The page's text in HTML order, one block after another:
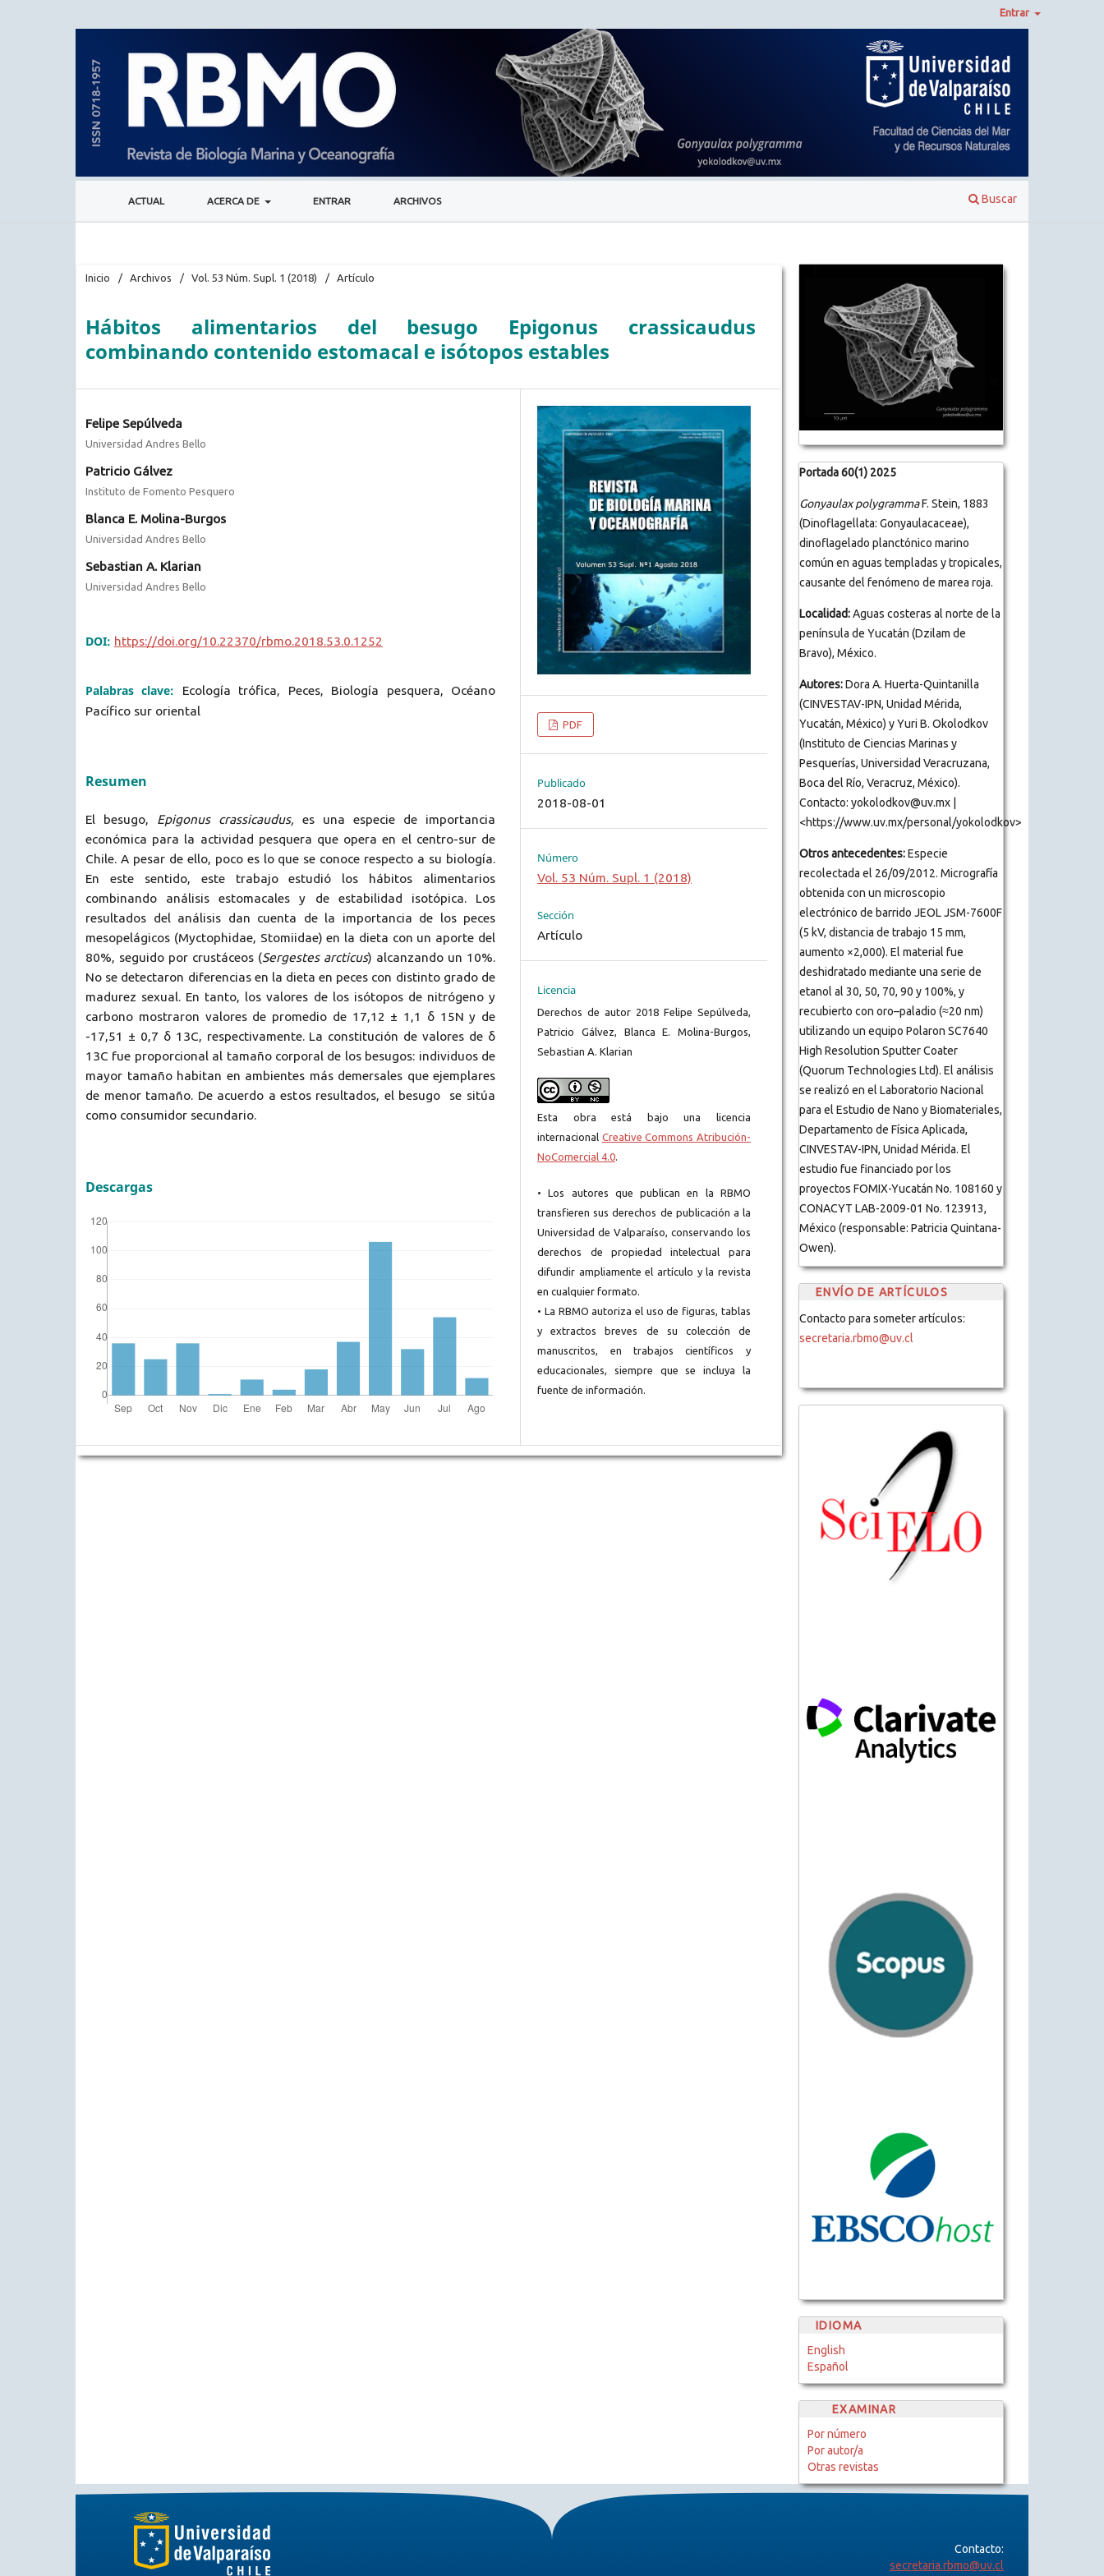
ACTUAL ACERCA DE ENTRAR ARCHIVOS Buscar
Entrar
Inicio / Archivos / Vol. 53 Núm. Supl. 1 (2018) / Artículo
Hábitos alimentarios del besugo Epigonus crassicaudus
combinando contenido estomacal e isótopos estables
Felipe Sepúlveda
Universidad Andres Bello
Patricio Gálvez
Instituto de Fomento Pesquero
Blanca E. Molina-Burgos
Universidad Andres Bello
Sebastian A. Klarian
Universidad Andres Bello
DOI: https://doi.org/10.22370/rbmo.2018.53.0.1252
Palabras clave:
Ecología trófica, Peces, Biología pesquera, Océano
Pacífico sur oriental
Resumen
El besugo, Epigonus crassicaudus, es una especie de importancia
económica para la actividad pesquera que opera en el centro-sur de
Chile. A pesar de ello, poco es lo que se conoce respecto a su biología.
En este sentido, este trabajo estudió los hábitos alimentarios
combinando análisis estomacales y de estabilidad isotópica. Los
resultados del análisis dan cuenta de la importancia de los peces
mesopelágicos (Myctophidae, Stomiidae) en la dieta con un aporte del
80%, seguido por crustáceos (Sergestes arcticus) alcanzando un 10%.
No se detectaron diferencias en la dieta en peces con distinto grado de
madurez sexual. En tanto, los valores de los isótopos de nitrógeno y
carbono mostraron valores de promedio de 17,12 ± 1,1 δ 15N y de
-17,51 ± 0,7 δ 13C, respectivamente. La constitución de valores de δ
13C fue proporcional al tamaño corporal de los besugos: individuos de
mayor tamaño habitan en ambientes más demersales que ejemplares
de menor tamaño. De acuerdo a estos resultados, el besugo se sitúa
como consumidor secundario.
Descargas
PDF
Publicado
2018-08-01
Número
Vol. 53 Núm. Supl. 1 (2018)
Sección
Artículo
Licencia
Derechos de autor 2018 Felipe Sepúlveda,
Patricio Gálvez, Blanca E. Molina-Burgos,
Sebastian A. Klarian
Esta obra está bajo una licencia
internacional Creative Commons Atribución-
NoComercial 4.0.
• Los autores que publican en la RBMO
transfieren sus derechos de publicación a la
Universidad de Valparaíso, conservando los
derechos de propiedad intelectual para
difundir ampliamente el artículo y la revista
en cualquier formato.
• La RBMO autoriza el uso de figuras, tablas
y extractos breves de su colección de
manuscritos, en trabajos científicos y
educacionales, siempre que se incluya la
fuente de información.
Portada 60(1) 2025
Gonyaulax polygrammaF. Stein, 1883
(Dinoflagellata: Gonyaulacaceae),
dinoflagelado planctónico marino
común en aguas templadas y tropicales,
causante del fenómeno de marea roja.
Localidad:Aguas costeras al norte de la
península de Yucatán (Dzilam de
Bravo), México.
Autores:Dora A. Huerta-Quintanilla
(CINVESTAV-IPN, Unidad Mérida,
Yucatán, México) y Yuri B. Okolodkov
(Instituto de Ciencias Marinas y
Pesquerías, Universidad Veracruzana,
Boca del Río, Veracruz, México).
Contacto: yokolodkov@uv.mx |
<https://www.uv.mx/personal/yokolodkov>
Otros antecedentes:Especie
recolectada el 26/09/2012. Micrografía
obtenida con un microscopio
electrónico de barrido JEOL JSM-7600F
(5 kV, distancia de trabajo 15 mm,
aumento ×2,000). El material fue
deshidratado mediante una serie de
etanol al 30, 50, 70, 90 y 100%, y
recubierto con oro–paladio (≈20 nm)
utilizando un equipo Polaron SC7640
High Resolution Sputter Coater
(Quorum Technologies Ltd). El análisis
se realizó en el Laboratorio Nacional
para el Estudio de Nano y Biomateriales,
Departamento de Física Aplicada,
CINVESTAV-IPN, Unidad Mérida. El
estudio fue financiado por los
proyectos FOMIX-Yucatán No. 108160 y
CONACYT LAB-2009-01 No. 123913,
México (responsable: Patricia Quintana-
Owen).
ENVÍO DE ARTÍCULOS
Contacto para someter artículos:
secretaria.rbmo@uv.cl
IDIOMA
English
Español
EXAMINAR
Por número
Por autor/a
Otras revistas
Contacto:
secretaria.rbmo@uv.cl